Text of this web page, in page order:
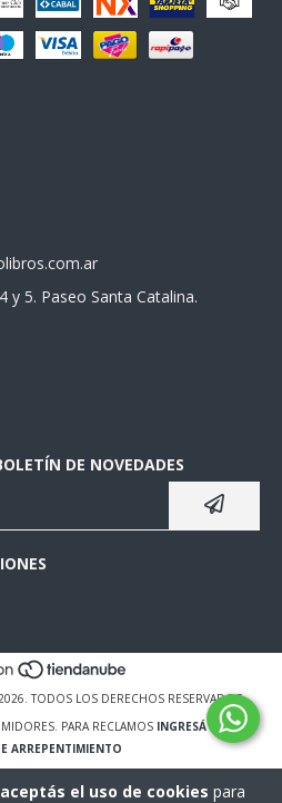
aceptás el uso de cookies para
y 5. Paseo Santa Catalina.
DE NOVEDADES
TODOS LOS DERECHOS RESERVADOS.
PARA RECLAMOS INGRESÁ ACÁ.
ARREPENTIMIENTO